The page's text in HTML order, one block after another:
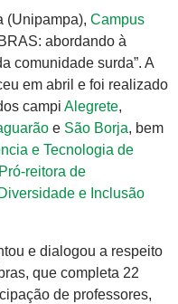
(Unipampa), Campus
abordando à
comunidade surda”. A
em abril e foi realizado
campi Alegrete,
e São Borja, bem
e Tecnologia de
Pró-reitora de
e Inclusão
e dialogou a respeito
que completa 22
de professores,